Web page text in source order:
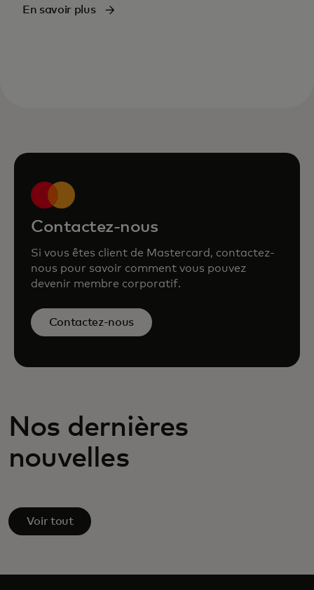
En savoir plus
Contactez-nous
Si vous êtes client de Mastercard, contactez-
nous pour savoir comment vous pouvez
devenir membre corporatif.
Contactez-nous
Nos dernières
nouvelles
Voir tout